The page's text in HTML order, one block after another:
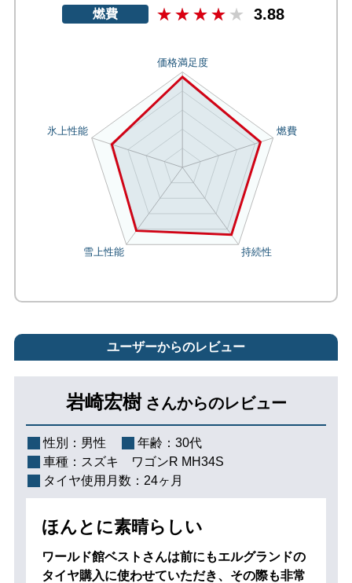
燃費 3.88
ユーザーからのレビュー
岩崎宏樹 さんからのレビュー
性別： 男性 年齢： 30代
車種： スズキ ワゴンR MH34S
タイヤ使用月数： 24ヶ月
ほんとに素晴らしい
ワールド館ベストさんは前にもエルグランドの
タイヤ購入に使わせていただき、その際も非常